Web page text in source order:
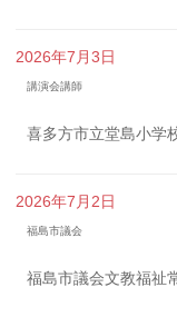
2026年7月3日
講演会講師
喜多方市立堂島小学
2026年7月2日
福島市議会
福島市議会文教福祉